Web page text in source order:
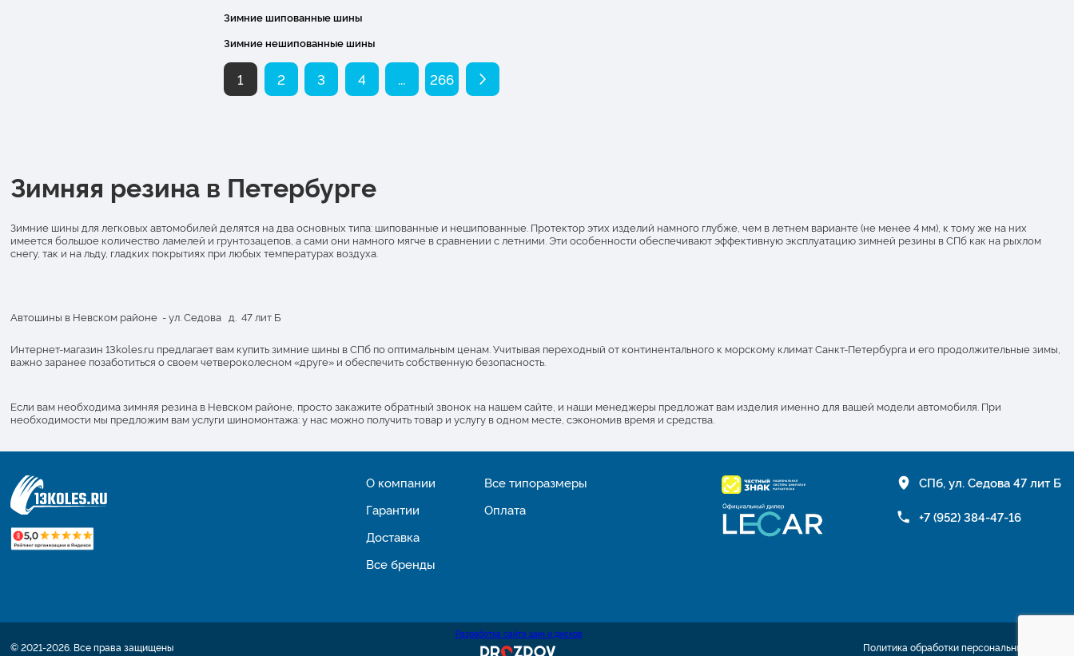
Зимние шипованные шины
Зимние нешипованные шины
1 2 3 4 ... 266
Зимняя резина в Петербурге
Зимние шины для легковых автомобилей делятся на два основных типа: шипованные и нешипованные. Протектор этих изделий намного глубже, чем в летнем варианте (не менее 4 мм), к тому же на них
имеется большое количество ламелей и грунтозацепов, а сами они намного мягче в сравнении с летними. Эти особенности обеспечивают эффективную эксплуатацию зимней резины в СПб как на рыхлом
снегу, так и на льду, гладких покрытиях при любых температурах воздуха.
Автошины в Невском районе - ул. Седова д. 47 лит Б
Интернет-магазин 13koles.ru предлагает вам купить зимние шины в СПб по оптимальным ценам. Учитывая переходный от континентального к морскому климат Санкт-Петербурга и его продолжительные зимы,
важно заранее позаботиться о своем четвероколесном «друге» и обеспечить собственную безопасность.
Если вам необходима зимняя резина в Невском районе, просто закажите обратный звонок на нашем сайте, и наши менеджеры предложат вам изделия именно для вашей модели автомобиля. При
необходимости мы предложим вам услуги шиномонтажа: у нас можно получить товар и услугу в одном месте, сэкономив время и средства.
О компании
Гарантии
Доставка
Все бренды
Все типоразмеры
Оплата
СПб, ул. Седова 47 лит Б
+7 (952) 384-47-16
© 2021-2026. Все права защищены
Разработка сайта шин и дисков
Политика обработки персональных данных